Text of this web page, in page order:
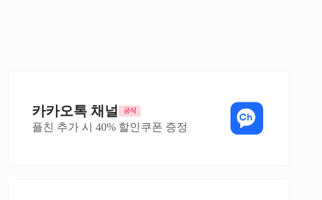
카카오톡 채널
플친 추가 시 40% 할인쿠폰 증정